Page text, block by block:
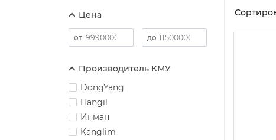
Цена
Производитель КМУ
DongYang
Hangil
Инман
Kanglim